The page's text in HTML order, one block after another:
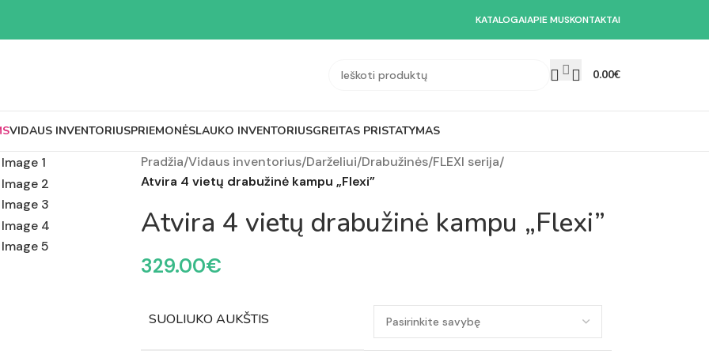
KATALOGAIAPIE MUSKONTAKTAI
0.00€
VIDAUS INVENTORIUSPRIEMONĖSLAUKO INVENTORIUSGREITAS PRISTATYMAS
Pradžia/Vidaus inventorius/Darželiui/Drabužinės/FLEXI serija/
Atvira 4 vietų drabužinė kampu „Flexi”
Atvira 4 vietų drabužinė kampu „Flexi”
329.00€
SUOLIUKO AUKŠTIS